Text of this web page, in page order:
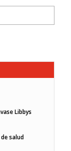
Libbys
salud